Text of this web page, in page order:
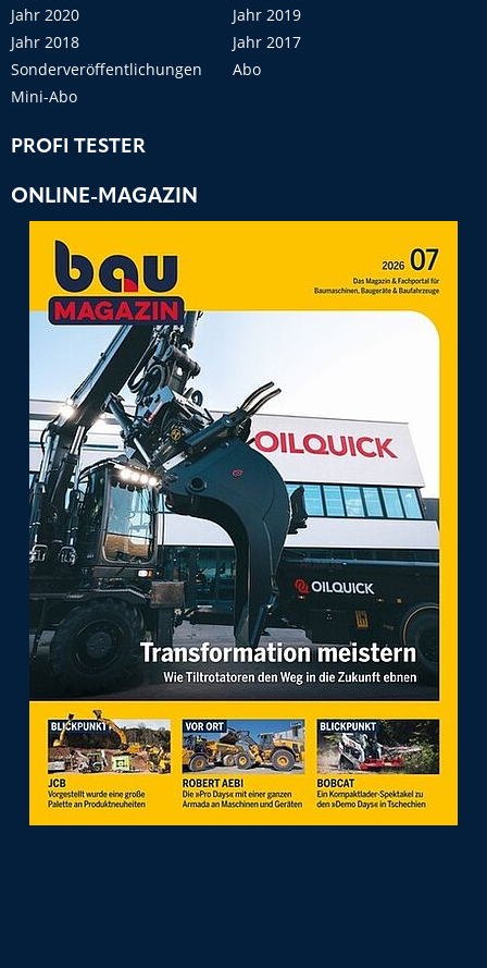
Jahr 2020
Jahr 2019
Jahr 2018
Jahr 2017
Sonderveröffentlichungen
Abo
Mini-Abo
PROFI TESTER
ONLINE-MAGAZIN